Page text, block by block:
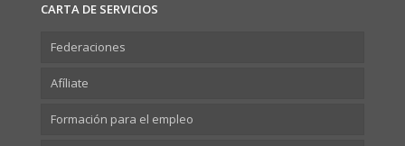
CARTA DE SERVICIOS
Federaciones
Afíliate
Formación para el empleo